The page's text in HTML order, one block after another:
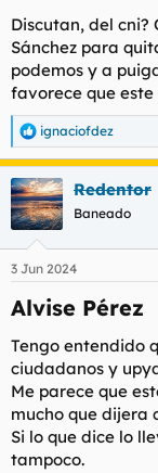
Discutan, del
Sánchez para
podemos y a
favorece que
R
e
a
c
c
i
e
:
ignaciofdez
Redentor
Baneado
3 Jun 2024
Alvise Pérez​
Tengo entendido
ciudadanos y
Me parece que
mucho que dijera
Si lo que dice lo
tampoco.